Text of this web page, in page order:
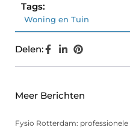
Tags:
Woning en Tuin
Delen:
Meer Berichten
Fysio Rotterdam: